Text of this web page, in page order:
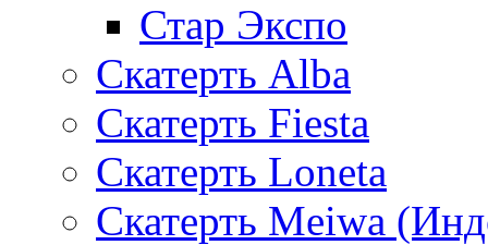
Стар Экспо
Скатерть Alba
Скатерть Fiesta
Скатерть Loneta
Скатерть Meiwa